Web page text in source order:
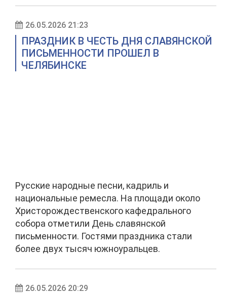
26.05.2026 21:23
ПРАЗДНИК В ЧЕСТЬ ДНЯ СЛАВЯНСКОЙ
ПИСЬМЕННОСТИ ПРОШЕЛ В
ЧЕЛЯБИНСКЕ
Русские народные песни, кадриль и
национальные ремесла. На площади около
Христорождественского кафедрального
собора отметили День славянской
письменности. Гостями праздника стали
более двух тысяч южноуральцев.
26.05.2026 20:29